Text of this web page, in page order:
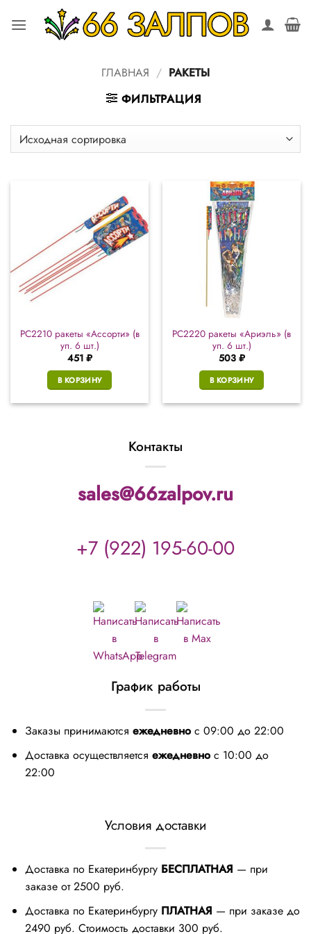
ГЛАВНАЯ / РАКЕТЫ
ФИЛЬТРАЦИЯ
РС2210 ракеты «Ассорти» (в
уп. 6 шт.)
451 ₽
В КОРЗИНУ
РС2220 ракеты «Ариэль» (в
уп. 6 шт.)
503 ₽
В КОРЗИНУ
Контакты
sales@66zalpov.ru
+7 (922) 195-60-00
График работы
Заказы принимаются ежедневнос 09:00 до 22:00
Доставка осуществляется ежедневнос 10:00 до
22:00
Условия доставки
Доставка по Екатеринбургу БЕСПЛАТНАЯ — при
заказе от 2500 руб.
Доставка по Екатеринбургу ПЛАТНАЯ — при заказе до
2490 руб. Стоимость доставки 300 руб.